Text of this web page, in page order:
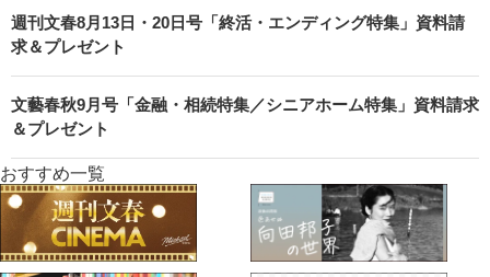
週刊文春8月13日・20日号「終活・エンディング特集」資料請
求＆プレゼント
文藝春秋9月号「金融・相続特集／シニアホーム特集」資料請求
＆プレゼント
おすすめ一覧